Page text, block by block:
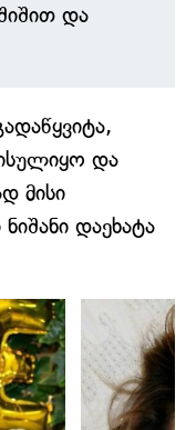
და
და
მისი
დაეხატა